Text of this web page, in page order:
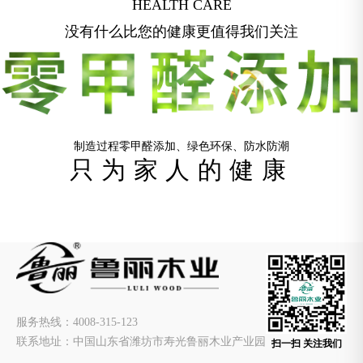
HEALTH CARE
没有什么比您的健康更值得我们关注
制造过程零甲醛添加、绿色环保、防水防潮
只为家人的健康
服务热线：4008-315-123
联系地址：中国山东省潍坊市寿光鲁丽木业产业园